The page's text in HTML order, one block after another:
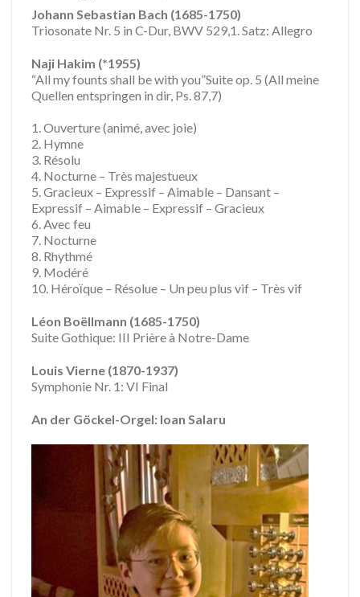
Johann Sebastian Bach (1685-1750)
Triosonate Nr. 5 in C-Dur, BWV 529,1. Satz: Allegro
Naji Hakim (*1955)
“All my founts shall be with you”Suite op. 5 (All meine
Quellen entspringen in dir, Ps. 87,7)
1. Ouverture (animé, avec joie)
2. Hymne
3. Résolu
4. Nocturne – Très majestueux
5. Gracieux – Expressif – Aimable – Dansant –
Expressif – Aimable – Expressif – Gracieux
6. Avec feu
7. Nocturne
8. Rhythmé
9. Modéré
10. Héroϊque – Résolue – Un peu plus vif – Très vif
Léon Boëllmann (1685-1750)
Suite Gothique: III Prière à Notre-Dame
Louis Vierne (1870-1937)
Symphonie Nr. 1: VI Final
An der Göckel-Orgel: Ioan Salaru